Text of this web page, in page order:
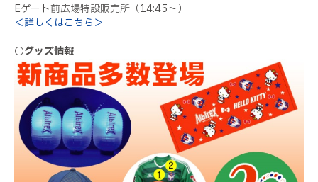
Eゲート前広場特設販売所（14:45～）
＜詳しくはこちら＞
○グッズ情報